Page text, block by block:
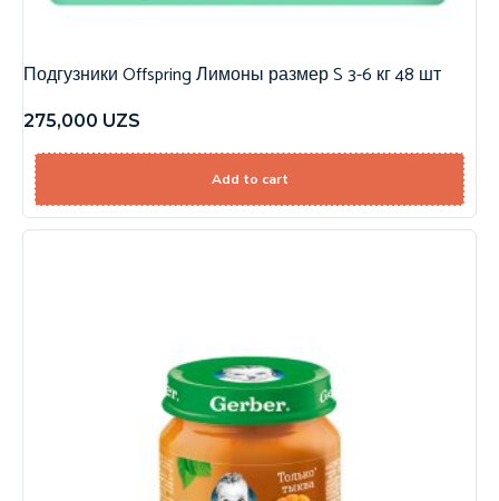
Подгузники Offspring Лимоны размер S 3-6 кг 48 шт
275,000 UZS
Add to cart